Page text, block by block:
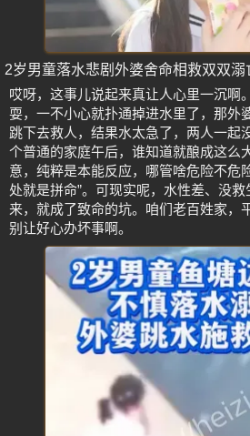
2岁男童落水悲剧外婆舍命相救双双溺
哎呀，这事儿说起来真让人心里一沉啊
耍，一不小心就扑通掉进水里了，那外
跳下去救人，结果水太急了，两人一起
个普通的家庭午后，谁知道就酿成这么
意，纯粹是本能反应，哪管啥危险不危
处就是拼命”。可现实呢，水性差、没
来，就成了致命的坑。咱们老百姓家，
别让好心办坏事啊。